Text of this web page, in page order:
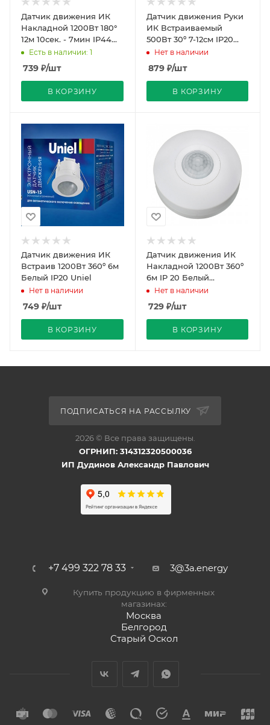
Датчик движения ИК
Накладной 1200Вт 180°
12м 10сек. - 7мин IP44
Белый Настенный TM
Есть в наличии: 1
739 ₽/шт
В КОРЗИНУ
Датчик движения Руки
ИК Встраиваемый
500Вт 30º 7-12см IP20
Белый 79х35х19мм
General
Нет в наличии
879₽/шт
В КОРЗИНУ
Датчик движения ИК
Встраив 1200Вт 360º 6м
Белый IP20 Uniel
Нет в наличии
749 ₽/шт
В КОРЗИНУ
Датчик движения ИК
Накладной 1200Вт 360º
6м IP 20 Белый
D115х58мм Uniel
Нет в наличии
729₽/шт
В КОРЗИНУ
ПОДПИСАТЬСЯ НА РАССЫЛКУ
2026 © Все права защищены.
ОГРНИП: 314312320500036
ИП Дудинов Александр Павлович
+7 499 322 78 33 3@3a.energy
Купить продукцию в фирменных
магазинах:
Москва
Белгород
Старый Оскол